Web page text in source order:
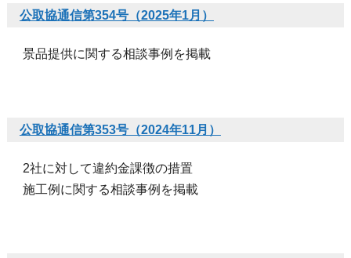
公取協通信第354号（2025年1月）
景品提供に関する相談事例を掲載
公取協通信第353号（2024年11月）
2社に対して違約金課徴の措置
施工例に関する相談事例を掲載